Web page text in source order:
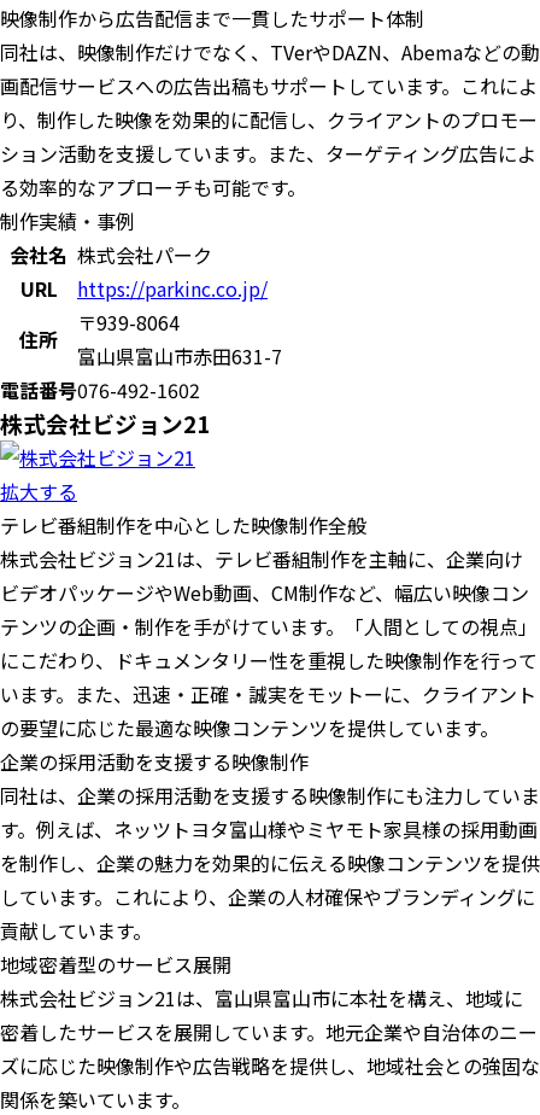
映像制作から広告配信まで一貫したサポート体制
同社は、映像制作だけでなく、TVerやDAZN、Abemaなどの動
画配信サービスへの広告出稿もサポートしています。これによ
り、制作した映像を効果的に配信し、クライアントのプロモー
ション活動を支援しています。また、ターゲティング広告によ
る効率的なアプローチも可能です。
制作実績・事例
会社名 株式会社パーク
URL
https://parkinc.co.jp/
住所
〒939-8064
富山県富山市赤田631-7
電話番号076-492-1602
株式会社ビジョン21
拡大する
テレビ番組制作を中心とした映像制作全般
株式会社ビジョン21は、テレビ番組制作を主軸に、企業向け
ビデオパッケージやWeb動画、CM制作など、幅広い映像コン
テンツの企画・制作を手がけています。「人間としての視点」
にこだわり、ドキュメンタリー性を重視した映像制作を行って
います。また、迅速・正確・誠実をモットーに、クライアント
の要望に応じた最適な映像コンテンツを提供しています。
企業の採用活動を支援する映像制作
同社は、企業の採用活動を支援する映像制作にも注力していま
す。例えば、ネッツトヨタ富山様やミヤモト家具様の採用動画
を制作し、企業の魅力を効果的に伝える映像コンテンツを提供
しています。これにより、企業の人材確保やブランディングに
貢献しています。
地域密着型のサービス展開
株式会社ビジョン21は、富山県富山市に本社を構え、地域に
密着したサービスを展開しています。地元企業や自治体のニー
ズに応じた映像制作や広告戦略を提供し、地域社会との強固な
関係を築いています。